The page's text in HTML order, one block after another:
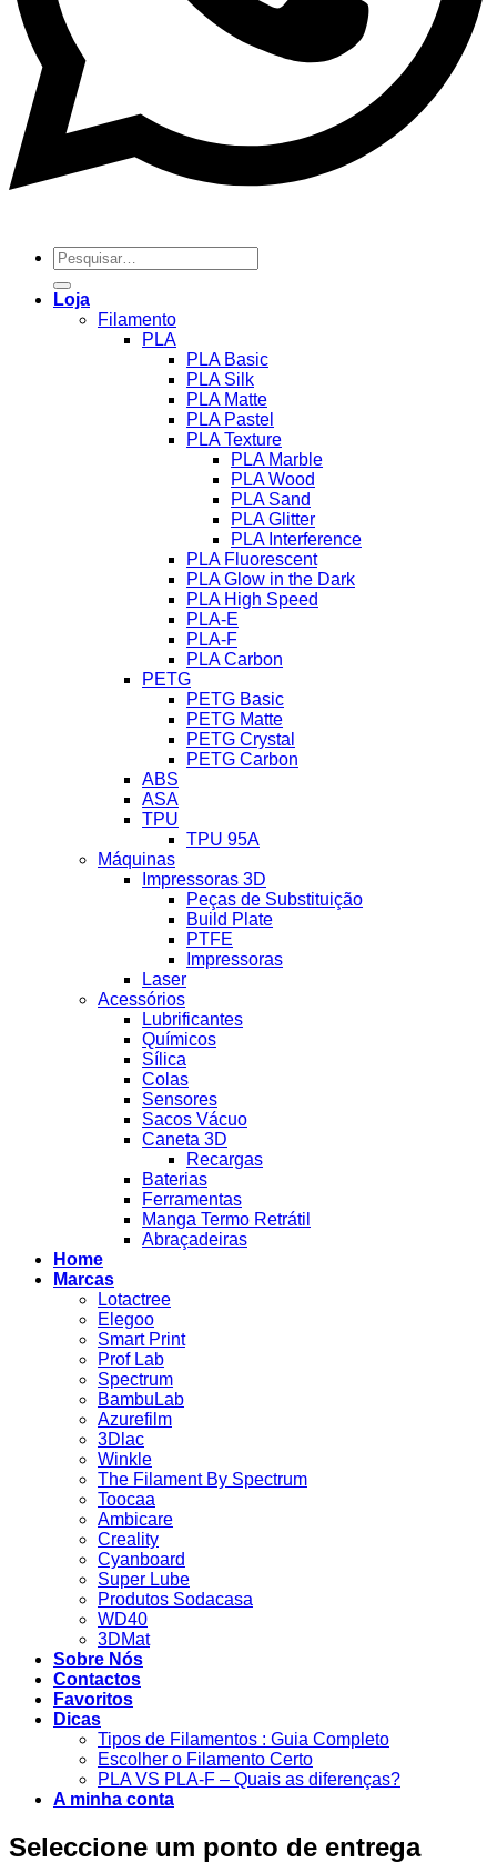
Pesquisar
por:
Loja
Filamento
PLA
PLA Basic
PLA Silk
PLA Matte
PLA Pastel
PLA Texture
PLA Marble
PLA Wood
PLA Sand
PLA Glitter
PLA Interference
PLA Fluorescent
PLA Glow in the Dark
PLA High Speed
PLA-E
PLA-F
PLA Carbon
PETG
PETG Basic
PETG Matte
PETG Crystal
PETG Carbon
ABS
ASA
TPU
TPU 95A
Máquinas
Impressoras 3D
Peças de Substituição
Build Plate
PTFE
Impressoras
Laser
Acessórios
Lubrificantes
Químicos
Sílica
Colas
Sensores
Sacos Vácuo
Caneta 3D
Recargas
Baterias
Ferramentas
Manga Termo Retrátil
Abraçadeiras
Home
Marcas
Lotactree
Elegoo
Smart Print
Prof Lab
Spectrum
BambuLab
Azurefilm
3Dlac
Winkle
The Filament By Spectrum
Toocaa
Ambicare
Creality
Cyanboard
Super Lube
Produtos Sodacasa
WD40
3DMat
Sobre Nós
Contactos
Favoritos
Dicas
Tipos de Filamentos : Guia Completo
Escolher o Filamento Certo
PLA VS PLA-F – Quais as diferenças?
A minha conta
Seleccione um ponto de entrega